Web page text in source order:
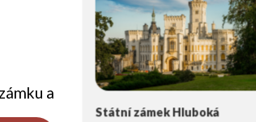
a
Státní zámek Hluboká